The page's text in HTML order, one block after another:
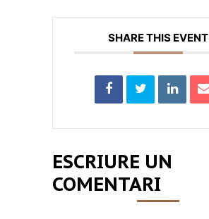
SHARE THIS EVENT
ESCRIURE UN
COMENTARI